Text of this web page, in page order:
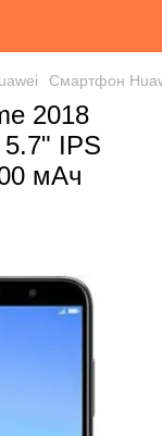
Смартфон
2018
IPS
мАч